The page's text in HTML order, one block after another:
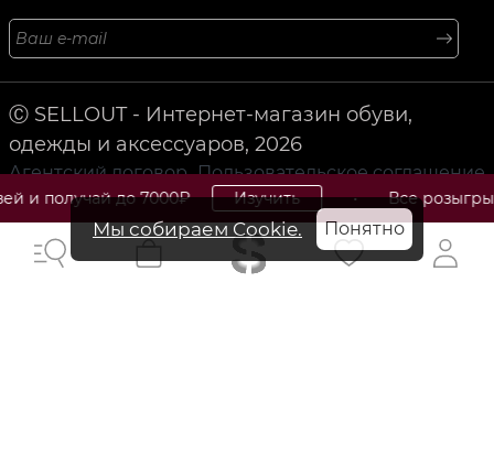
до 7000₽ Изучить • Все розыгрыши, скидки
Ⓒ SELLOUT - Интернет-магазин обуви,
одежды и аксессуаров, 2026
Агентский договор Пользовательское соглашение
Политика конфиденциальности
Armani: Итальянский модный дом с роскошными
коллекциями одежды и аксессуаров.
Мы собираем Cookie. Понятно